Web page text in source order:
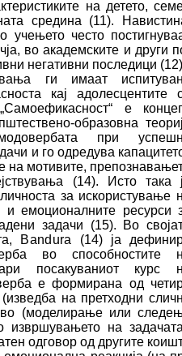
на детето,
средина (11).
учењето често
во академските и други
не­га­тив­ни последици
ги имаат
кај адо­лесцентите
е
образовна
при
и го од­ре­ду­ва
на мотивите,
(14). Исто така
за ис­ко­ри­стување
и емоционалните ресурси
задачи (15). Во
Bandura
(14) ја
во спо­собностите
по­са­куваниот курс
е формирана од
на претходни
(мо­де­ли­ра­ње или
извршувањето на
одговор од другите